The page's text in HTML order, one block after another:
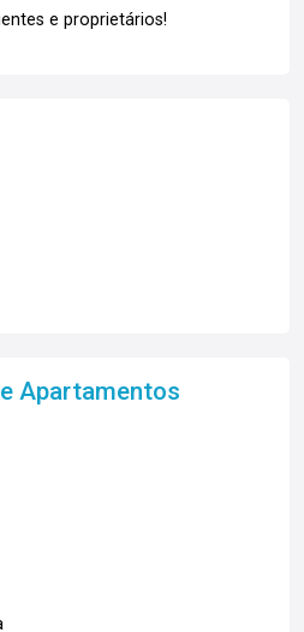
e proprietários!
Apartamentos